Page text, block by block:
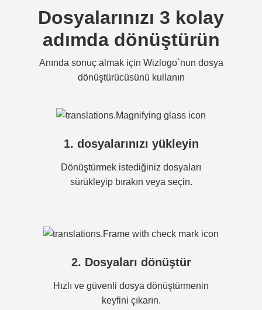
Dosyalarınızı 3 kolay
adımda dönüştürün
Anında sonuç almak için Wizlogo`nun dosya
dönüştürücüsünü kullanın
1. dosyalarınızı yükleyin
Dönüştürmek istediğiniz dosyaları
sürükleyip bırakın veya seçin.
2. Dosyaları dönüştür
Hızlı ve güvenli dosya dönüştürmenin
keyfini çıkarın.